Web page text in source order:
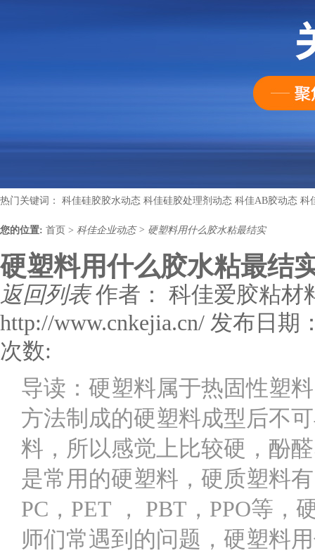
热门关键词： 科佳硅胶胶水动态 科佳硅胶处理剂动态 科佳AB胶动态 科
您的位置: 首页 > 科佳企业动态 > 硬塑料用什么胶水粘最结实
硬塑料用什么胶水粘最结
返回列表作者： 科佳爱胶粘材
http://www.cnkejia.cn/ 发布日期
次数:
导读：硬塑料属于热固性塑
方法制成的硬塑料成型后不
料，所以感觉上比较硬，酚
是常用的硬塑料，硬质塑料
PC，PET ， PBT，PPO等
师们常遇到的问题，硬塑料